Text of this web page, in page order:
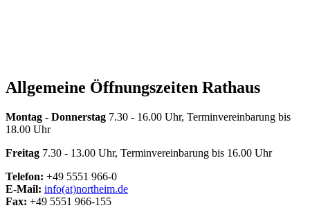
Allgemeine Öffnungszeiten Rathaus
Montag - Donnerstag 7.30 - 16.00 Uhr, Terminvereinbarung bis
18.00 Uhr
Freitag 7.30 - 13.00 Uhr, Terminvereinbarung bis 16.00 Uhr
Telefon: +49 5551 966-0
E-Mail: info(at)northeim.de
Fax: +49 5551 966-155